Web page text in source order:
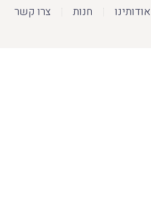
אודותינו חנות צרו קשר